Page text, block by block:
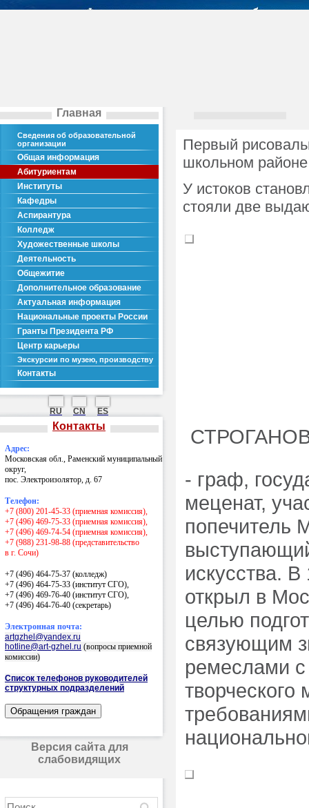
Главная
Сведения об образовательной
организации
Общая информация
Абитуриентам
Институты
Кафедры
Аспирантура
Колледж
Художественные школы
Деятельность
Общежитие
Дополнительное образование
Актуальная информация
Национальные проекты России
Гранты Президента РФ
Центр карьеры
Экскурсии по музею, производству
Контакты
RU CN ES
Контакты
Адрес:
Московская обл., Раменский муниципальный
округ,
пос. Электроизолятор, д. 67
Телефон:
+7 (800) 201-45-33 (приемная комиссия),
+7 (496) 469-75-33 (приемная комиссия),
+7 (496) 469-74-54 (приемная комиссия),
+7 (988) 231-98-88 (представительство
в г. Сочи)
+7 (496) 464-75-37 (колледж)
+7 (496) 464-75-33 (институт СГО),
+7 (496) 469-76-40 (институт СГО),
+7 (496) 464-76-40 (секретарь)
Электронная почта:
artgzhel@yandex.ru
hotline@art-gzhel.ru (вопросы приемной
комиссии)
Список телефонов руководителей
структурных подразделений
Версия сайта для
слабовидящих
Первый
школьном
У истоков
стояли две
СТРОГАНОВ
- граф,
меценат,
попечитель
искусства.
открыл в
целью
связующим
ремеслами